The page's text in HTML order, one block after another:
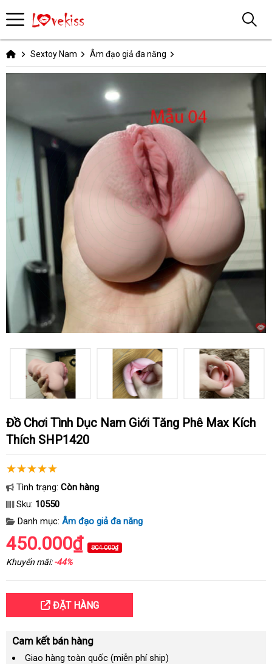
Sextoy Nam Âm đạo giả đa năng
Đồ Chơi Tình Dục Nam Giới Tăng Phê Max Kích
Thích SHP1420
Tình trạng: Còn hàng
Sku: 10550
Danh mục: Âm đạo giả đa năng
450.000₫ 804.000₫
Khuyến mãi:-44%
ĐẶT HÀNG
Cam kết bán hàng
Giao hàng toàn quốc (miễn phí ship)